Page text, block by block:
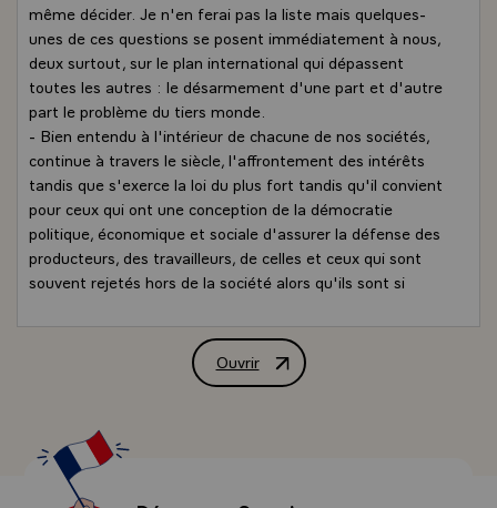
même décider. Je n'en ferai pas la liste mais quelques-
unes de ces questions se posent immédiatement à nous,
deux surtout, sur le plan international qui dépassent
toutes les autres : le désarmement d'une part et d'autre
part le problème du tiers monde.
- Bien entendu à l'intérieur de chacune de nos sociétés,
continue à travers le siècle, l'affrontement des intérêts
tandis que s'exerce la loi du plus fort tandis qu'il convient
pour ceux qui ont une conception de la démocratie
politique, économique et sociale d'assurer la défense des
producteurs, des travailleurs, de celles et ceux qui sont
souvent rejetés hors de la société alors qu'ils sont si
possibilité, pour la première fois depuis le début de l'ère
atomique, d'une réduction des armements, tâche difficile
l'espérance est permise. Je pense que chacun, ici,
souscrira à cette espérance. Bien entendu cette
démarche exige beaucoup de vigilance et d'attention,
beaucoup d'exigence pour être assuré qu'un
Ouvrir
Allocution de M. François Mitterrand,